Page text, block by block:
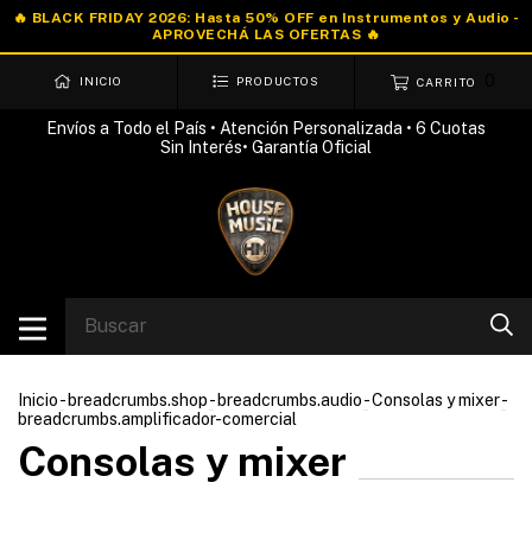
INICIO PRODUCTOS CARRITO
Envíos a Todo el País • Atención Personalizada • 6 Cuotas
Sin Interés• Garantía Oficial
Inicio- breadcrumbs.shop- breadcrumbs.audio-Consolas y mixer-
breadcrumbs.amplificador-comercial
Consolas y mixer